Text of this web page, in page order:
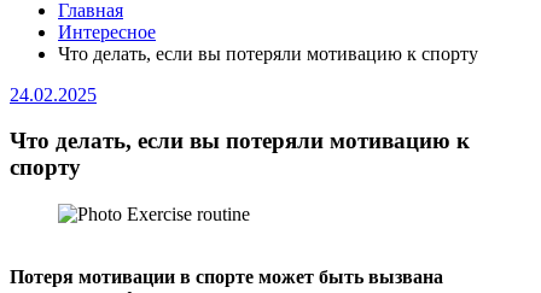
Главная
Интересное
Что делать, если вы потеряли мотивацию к спорту
24.02.2025
Что делать, если вы потеряли мотивацию к
спорту
Потеря мотивации в спорте может быть вызвана